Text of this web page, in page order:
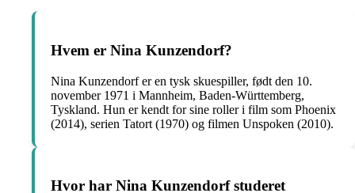
Hvem er Nina Kunzendorf?
Nina Kunzendorf er en tysk skuespiller, født den 10.
november 1971 i Mannheim, Baden-Württemberg,
Tyskland. Hun er kendt for sine roller i film som Phoenix
(2014), serien Tatort (1970) og filmen Unspoken (2010).
Hvor har Nina Kunzendorf studeret